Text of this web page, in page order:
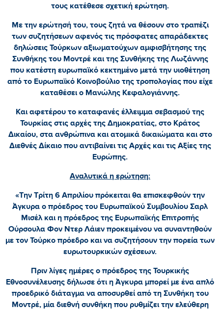
τους κατέθεσε σχετική ερώτηση.
Με την ερώτησή του, τους ζητά να θέσουν στο τραπέζι
των συζητήσεων αφενός τις πρόσφατες απαράδεκτες
δηλώσεις Τούρκων αξιωματούχων αμφισβήτησης της
Συνθήκης του Μοντρέ και της Συνθήκης της Λωζάννης
που κατέστη ευρωπαϊκό κεκτημένο μετά την υιοθέτηση
από το Ευρωπαϊκό Κοινοβούλιο της τροπολογίας που είχε
καταθέσει ο Μανώλης Κεφαλογιάννης.
Και αφετέρου το καταφανές έλλειμμα σεβασμού της
Τουρκίας στις αρχές της Δημοκρατίας, στο Κράτος
Δικαίου, στα ανθρώπινα και ατομικά δικαιώματα και στο
Διεθνές Δίκαιο που αντιβαίνει τις Αρχές και τις Αξίες της
Ευρώπης.
Αναλυτικά η ερώτηση:
«Την Τρίτη 6 Απριλίου πρόκειται θα επισκεφθούν την
Άγκυρα ο πρόεδρος του Ευρωπαϊκού Συμβουλίου Σαρλ
Μισέλ και η πρόεδρος της Ευρωπαϊκής Επιτροπής
Ούρσουλα Φον Ντερ Λάιεν προκειμένου να συναντηθούν
με τον Τούρκο πρόεδρο και να συζητήσουν την πορεία των
ευρωτουρκικών σχέσεων.
Πριν λίγες ημέρες ο πρόεδρος της Τουρκικής
Εθνοσυνέλευσης δήλωσε ότι η Άγκυρα μπορεί με ένα απλό
προεδρικό διάταγμα να αποσυρθεί από τη Συνθήκη του
Μοντρέ, μία διεθνή συνθήκη που ρυθμίζει την ελεύθερη